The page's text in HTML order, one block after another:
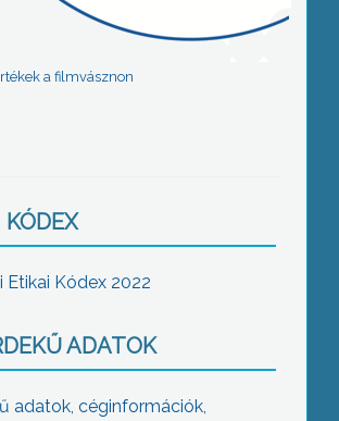
a filmvásznon
KÓDEX
Etikai Kódex 2022
ADATOK
adatok, céginformációk,